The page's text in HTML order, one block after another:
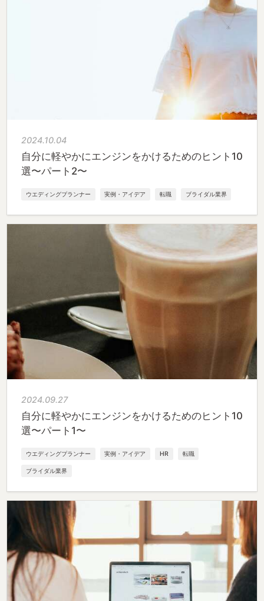
2024.10.04
自分に軽やかにエンジンをかけるためのヒント10
選〜パート2〜
ウエディングプランナー 実例・アイデア 転職 ブライダル業界
2024.09.27
自分に軽やかにエンジンをかけるためのヒント10
選〜パート1〜
ウエディングプランナー 実例・アイデア HR 転職
ブライダル業界